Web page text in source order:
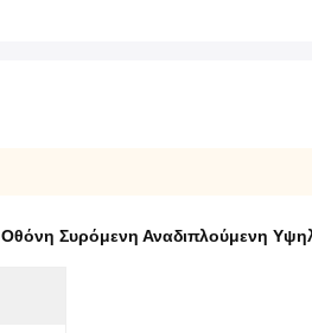
Οθόνη Συρόμενη Αναδιπλούμενη